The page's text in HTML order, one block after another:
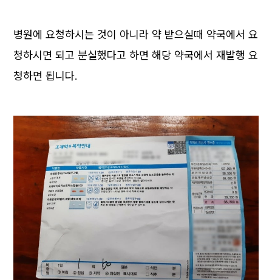
병원에 요청하시는 것이 아니라 약 받으실때 약국에서 요
청하시면 되고 분실했다고 하면 해당 약국에서 재발행 요
청하면 됩니다.